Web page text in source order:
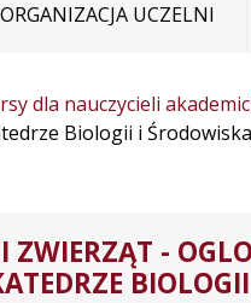
ORGANIZACJA UCZELNI
dla nauczycieli
Biologii i
-